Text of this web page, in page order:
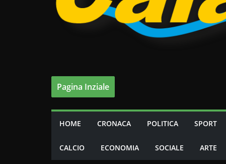
Pagina Inziale
HOME CRONACA POLITICA SPORT
CALCIO ECONOMIA SOCIALE ARTE